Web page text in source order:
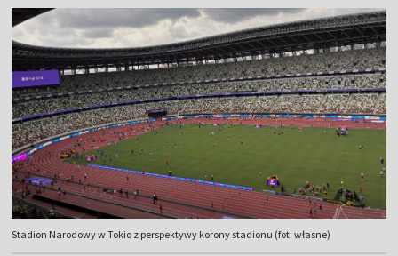
Stadion Narodowy w Tokio z perspektywy korony stadionu (fot. własne)